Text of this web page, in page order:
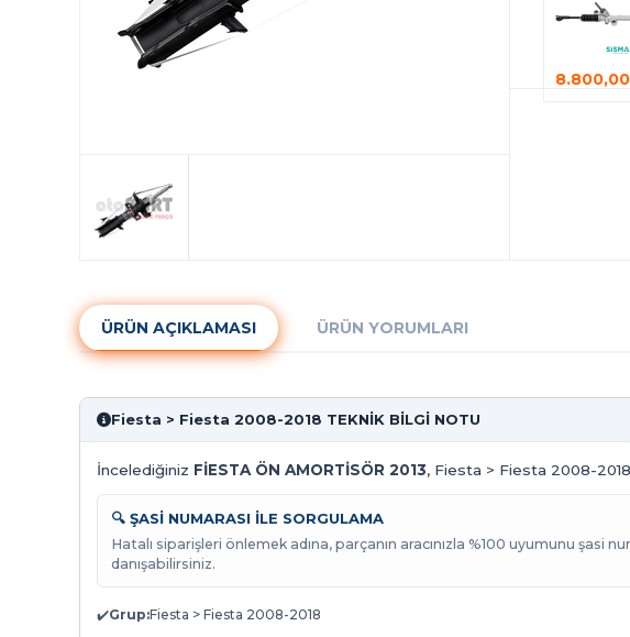
ÜRÜN AÇIKLAMASI ÜRÜN YORUMLARI
Fiesta > Fiesta 2008-2018 TEKNİK BİLGİ NOTU
İncelediğiniz FİESTA ÖN AMORTİSÖR 2013, Fiesta > Fiesta 2008-
🔍 ŞASİ NUMARASI İLE SORGULAMA
Hatalı siparişleri önlemek adına, parçanın aracınızla %100 uyumunu şasi
danışabilirsiniz.
✔️Grup:Fiesta > Fiesta 2008-2018